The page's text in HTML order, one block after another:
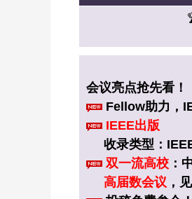
会议亮点抢先看！
Fellow助力，
IEEE出版
收录类型：
双一流高校 ：
高届数会议 ，